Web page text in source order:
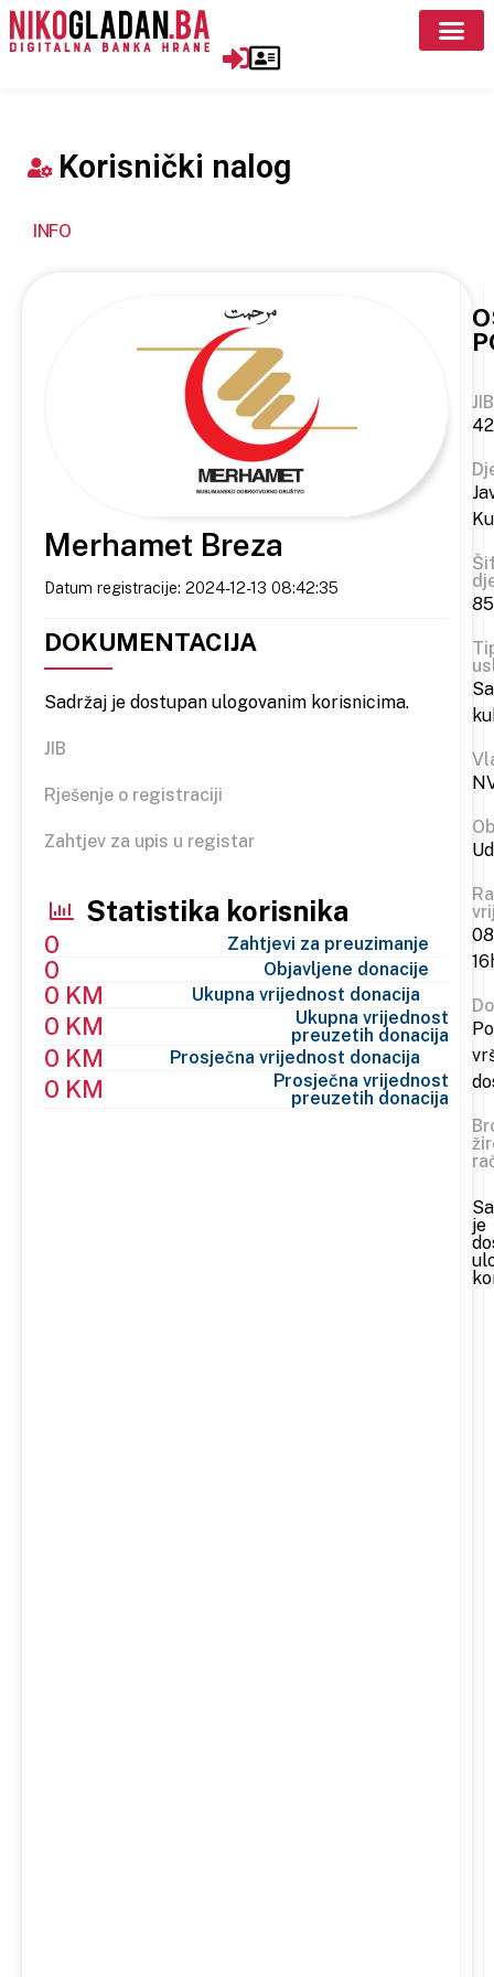
Korisnički nalog
INFO
Merhamet Breza
Datum registracije: 2024-12-13 08:42:35
DOKUMENTACIJA
Sadržaj je dostupan ulogovanim korisnicima.
JIB
Rješenje o registraciji
Zahtjev za upis u registar
Statistika korisnika
0 Zahtjevi za preuzimanje
0 Objavljene donacije
0 KM Ukupna vrijednost donacija
0 KM
Ukupna vrijednost
preuzetih donacija
0 KM Prosječna vrijednost donacija
0 KM
Prosječna vrijednost
preuzetih donacija
JIB
je